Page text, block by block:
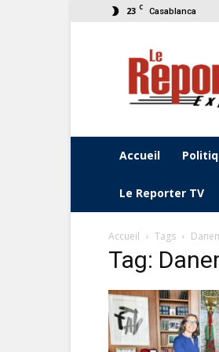
23 C Casablanca
Le
Reporter
Express
Accueil
Le Reporter TV
Accueil Tags
Tag: